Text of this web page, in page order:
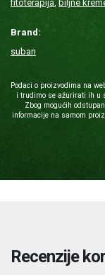
fitoterapija, biljne
Brand:
suban
Podaci o proizvodima na
i trudimo se ažurirati ih u
Zbog mogućih
informacije na samom
Recenzije